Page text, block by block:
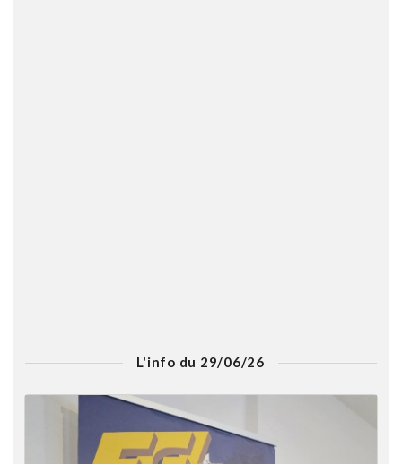
L'info du 29/06/26